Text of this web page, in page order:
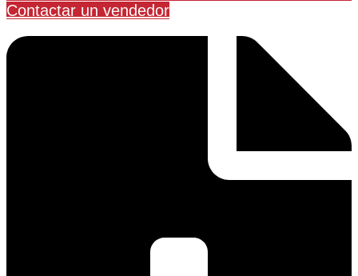
Contactar un vendedor